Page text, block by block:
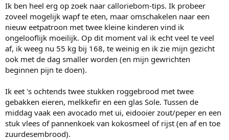
Ik ben heel erg op zoek naar calloriebom-tips. Ik probeer
zoveel mogelijk wapf te eten, maar omschakelen naar een
nieuw eetpatroon met twee kleine kinderen vind ik
ongelooflijk moeilijk. Op dit moment val ik echt veel te veel
af, ik weeg nu 55 kg bij 168, te weinig en ik zie mijn gezicht
ook met de dag smaller worden (en mijn gewrichten
beginnen pijn te doen).
Ik eet 's ochtends twee stukken roggebrood met twee
gebakken eieren, melkkefir en een glas Sole. Tussen de
middag vaak een avocado met ui, eidooier zout/peper en een
stuk vlees of pannenkoek van kokosmeel of rijst (en af en toe
zuurdesembrood).